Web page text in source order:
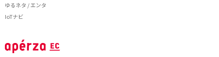
ゆるネタ / エンタ
IoTナビ